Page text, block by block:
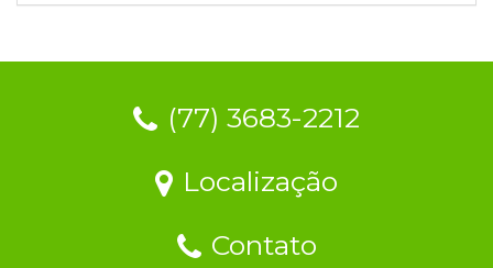
(77) 3683-2212
Localização
Contato